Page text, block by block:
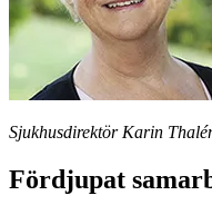
Sjukhusdirektör Karin
Fördjupat